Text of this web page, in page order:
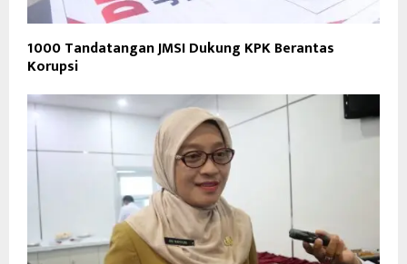
1000 Tandatangan JMSI Dukung KPK Berantas
Korupsi